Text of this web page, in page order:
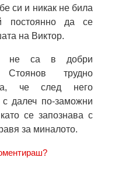
си и никак не била
постоянно да се
на Виктор.
не са в добри
трудно
че след него
с далеч по-заможни
се запознава с
за миналото.